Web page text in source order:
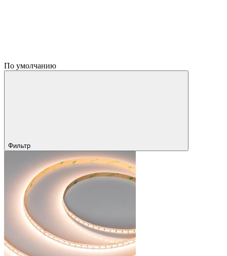
По умолчанию
Фильтр